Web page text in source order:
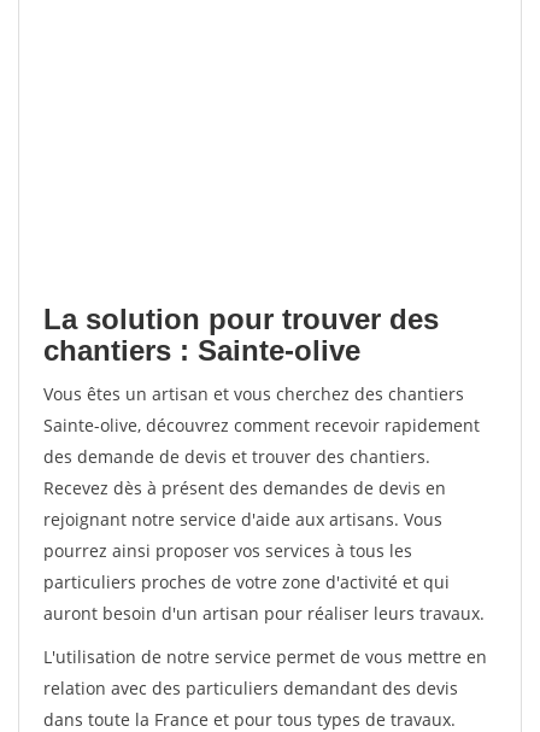
La solution pour trouver des
chantiers : Sainte-olive
Vous êtes un artisan et vous cherchez des chantiers
Sainte-olive, découvrez comment recevoir rapidement
des demande de devis et trouver des chantiers.
Recevez dès à présent des demandes de devis en
rejoignant notre service d'aide aux artisans. Vous
pourrez ainsi proposer vos services à tous les
particuliers proches de votre zone d'activité et qui
auront besoin d'un artisan pour réaliser leurs travaux.
L'utilisation de notre service permet de vous mettre en
relation avec des particuliers demandant des devis
dans toute la France et pour tous types de travaux.